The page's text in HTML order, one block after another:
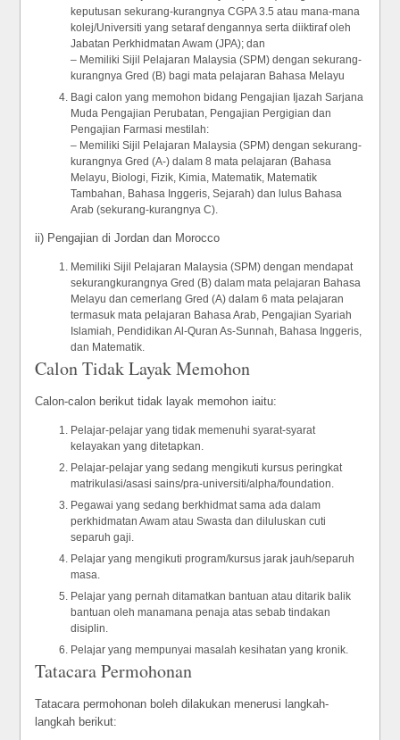
keputusan sekurang-kurangnya CGPA 3.5 atau mana-mana
kolej/Universiti yang setaraf dengannya serta diiktiraf oleh
Jabatan Perkhidmatan Awam (JPA); dan
– Memiliki Sijil Pelajaran Malaysia (SPM) dengan sekurang-
kurangnya Gred (B) bagi mata pelajaran Bahasa Melayu
Bagi calon yang memohon bidang Pengajian Ijazah Sarjana
Muda Pengajian Perubatan, Pengajian Pergigian dan
Pengajian Farmasi mestilah:
– Memiliki Sijil Pelajaran Malaysia (SPM) dengan sekurang-
kurangnya Gred (A-) dalam 8 mata pelajaran (Bahasa
Melayu, Biologi, Fizik, Kimia, Matematik, Matematik
Tambahan, Bahasa Inggeris, Sejarah) dan lulus Bahasa
Arab (sekurang-kurangnya C).
ii) Pengajian di Jordan dan Morocco
Memiliki Sijil Pelajaran Malaysia (SPM) dengan mendapat
sekurangkurangnya Gred (B) dalam mata pelajaran Bahasa
Melayu dan cemerlang Gred (A) dalam 6 mata pelajaran
termasuk mata pelajaran Bahasa Arab, Pengajian Syariah
Islamiah, Pendidikan Al-Quran As-Sunnah, Bahasa Inggeris,
dan Matematik.
Calon Tidak Layak Memohon
Calon-calon berikut tidak layak memohon iaitu:
Pelajar-pelajar yang tidak memenuhi syarat-syarat
kelayakan yang ditetapkan.
Pelajar-pelajar yang sedang mengikuti kursus peringkat
matrikulasi/asasi sains/pra-universiti/alpha/foundation.
Pegawai yang sedang berkhidmat sama ada dalam
perkhidmatan Awam atau Swasta dan diluluskan cuti
separuh gaji.
Pelajar yang mengikuti program/kursus jarak jauh/separuh
masa.
Pelajar yang pernah ditamatkan bantuan atau ditarik balik
bantuan oleh manamana penaja atas sebab tindakan
disiplin.
Pelajar yang mempunyai masalah kesihatan yang kronik.
Tatacara Permohonan
Tatacara permohonan boleh dilakukan menerusi langkah-
langkah berikut: